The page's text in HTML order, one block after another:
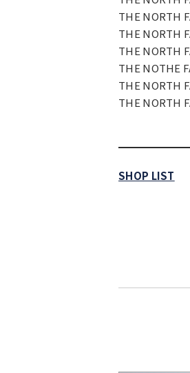
THE NORTH
THE NORTH
THE NORTH
THE NOTHE
THE NORTH
THE NORTH
SHOP LIST